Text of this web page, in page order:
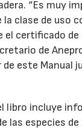
“Es muy
la clase de uso
el certificado
de
este Manual
libro incluye
las especies